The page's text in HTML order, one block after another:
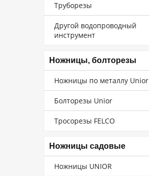
Труборезы
Другой водопроводный
инструмент
Ножницы, болторезы
Ножницы по металлу Unior
Болторезы Unior
Тросорезы FELCO
Ножницы садовые
Ножницы UNIOR